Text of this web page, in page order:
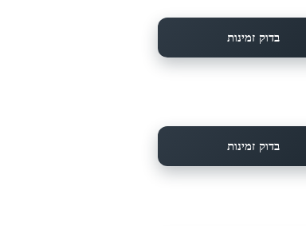
בדוק זמינות
בדוק זמינות